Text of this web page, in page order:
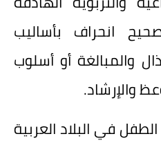
انحراف بأساليب
والمبالغة أو أسلوب
والإرشاد.
في البلاد العربية